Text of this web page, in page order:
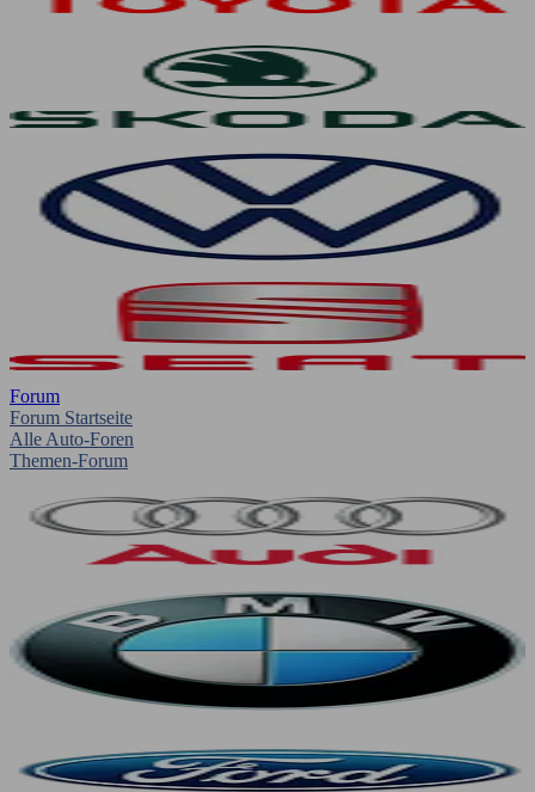
Forum
Forum Startseite
Alle Auto-Foren
Themen-Forum